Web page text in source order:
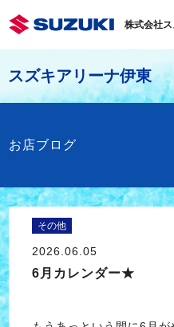
株式会社
スズキアリーナ伊東
お店ブログ
その他
2026.06.05
6月カレンダー★